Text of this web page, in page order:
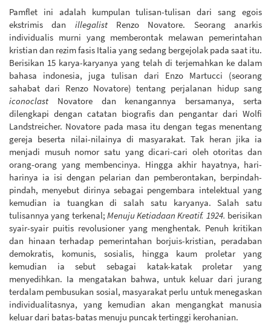
Pamflet ini adalah kumpulan tulisan-tulisan dari sang egois
ekstrimis dan illegalistRenzo Novatore. Seorang anarkis
individualis murni yang memberontak melawan pemerintahan
kristian dan rezim fasis Italia yang sedang bergejolak pada saat itu.
Berisikan 15 karya-karyanya yang telah di terjemahkan ke dalam
bahasa indonesia, juga tulisan dari Enzo Martucci (seorang
sahabat dari Renzo Novatore) tentang perjalanan hidup sang
iconoclast Novatore dan kenangannya bersamanya, serta
dilengkapi dengan catatan biografis dan pengantar dari Wolfi
Landstreicher. Novatore pada masa itu dengan tegas menentang
gereja beserta nilai-nilainya di masyarakat. Tak heran jika ia
menjadi musuh nomor satu yang dicari-cari oleh otoritas dan
orang-orang yang membencinya. Hingga akhir hayatnya, hari-
harinya ia isi dengan pelarian dan pemberontakan, berpindah-
pindah, menyebut dirinya sebagai pengembara intelektual yang
kemudian ia tuangkan di salah satu karyanya. Salah satu
tulisannya yang terkenal; Menuju Ketiadaan Kreatif. 1924. berisikan
syair-syair puitis revolusioner yang menghentak. Penuh kritikan
dan hinaan terhadap pemerintahan borjuis-kristian, peradaban
demokratis, komunis, sosialis, hingga kaum proletar yang
kemudian ia sebut sebagai katak-katak proletar yang
menyedihkan. Ia mengatakan bahwa, untuk keluar dari jurang
terdalam pembusukan sosial, masyarakat perlu untuk menegaskan
individualitasnya, yang kemudian akan mengangkat manusia
keluar dari batas-batas menuju puncak tertinggi kerohanian.